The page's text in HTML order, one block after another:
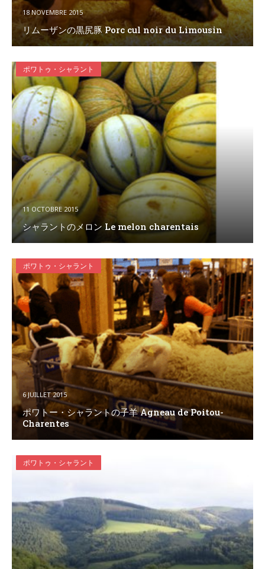
18 NOVEMBRE 2015
リムーザンの黒尻豚 Porc cul noir du Limousin
ポワトゥ・シャラント
11 OCTOBRE 2015
シャラントのメロン Le melon charentais
ポワトゥ・シャラント
6 JUILLET 2015
ポワトー・シャラントの子羊 Agneau de Poitou-
Charentes
ポワトゥ・シャラント